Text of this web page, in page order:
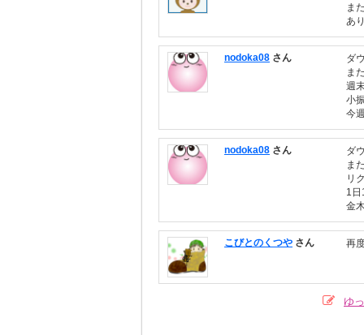
ま
あ
nodoka08 さん
ダ
ま
週
小
今
nodoka08 さん
ダ
ま
リ
1日
金
こびとのくつや さん 再
ゆ